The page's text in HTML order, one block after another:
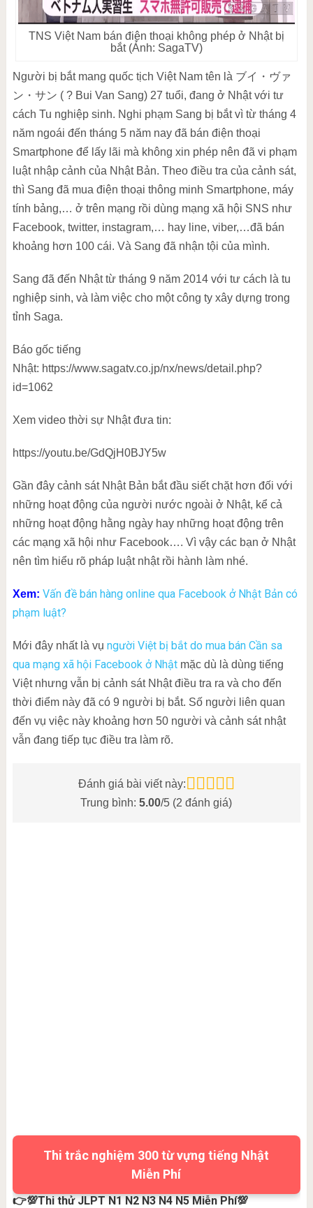
TNS Việt Nam bán điện thoại không phép ở Nhật bị
bắt (Ảnh: SagaTV)
Người bị bắt mang quốc tịch Việt Nam tên là ブイ・ヴァ
ン・サン ( ? Bui Van Sang) 27 tuổi, đang ở Nhật với tư
cách Tu nghiệp sinh. Nghi phạm Sang bị bắt vì từ tháng 4
năm ngoái đến tháng 5 năm nay đã bán điện thoại
Smartphone để lấy lãi mà không xin phép nên đã vi phạm
luật nhập cảnh của Nhật Bản. Theo điều tra của cảnh sát,
thì Sang đã mua điện thoại thông minh Smartphone, máy
tính bảng,… ở trên mạng rồi dùng mạng xã hội SNS như
Facebook, twitter, instagram,… hay line, viber,…đã bán
khoảng hơn 100 cái. Và Sang đã nhận tội của mình.
Sang đã đến Nhật từ tháng 9 năm 2014 với tư cách là tu
nghiệp sinh, và làm việc cho một công ty xây dựng trong
tỉnh Saga.
Báo gốc tiếng
Nhật: https://www.sagatv.co.jp/nx/news/detail.php?
id=1062
Xem video thời sự Nhật đưa tin:
https://youtu.be/GdQjH0BJY5w
Gần đây cảnh sát Nhật Bản bắt đầu siết chặt hơn đối với
những hoạt động của người nước ngoài ở Nhật, kể cả
những hoạt động hằng ngày hay những hoạt động trên
các mạng xã hội như Facebook…. Vì vậy các bạn ở Nhật
nên tìm hiểu rõ pháp luật nhật rồi hành làm nhé.
Xem: Vấn đề bán hàng online qua Facebook ở Nhật Bản có
phạm luật?
Mới đây nhất là vụ người Việt bị bắt do mua bán Cần sa
qua mạng xã hội Facebook ở Nhật mặc dù là dùng tiếng
Việt nhưng vẫn bị cảnh sát Nhật điều tra ra và cho đến
thời điểm này đã có 9 người bị bắt. Số người liên quan
đến vụ việc này khoảng hơn 50 người và cảnh sát nhật
vẫn đang tiếp tục điều tra làm rõ.
Đánh giá bài viết này:
Trung bình:5.00/5 (2 đánh giá)
Thi trắc nghiệm 300 từ vựng tiếng Nhật
Miễn Phí
👉💯Thi thử JLPT N1 N2 N3 N4 N5 Miễn Phí💯